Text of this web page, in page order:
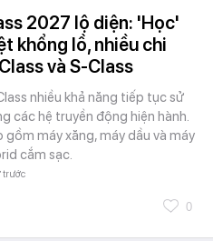
2027 lộ diện: 'Học'
khổng lồ, nhiều chi
và S-Class
nhiều khả năng tiếp tục sử
các hệ truyền động hiện hành.
gồm máy xăng, máy dầu và máy
cắm sạc.
trước
0